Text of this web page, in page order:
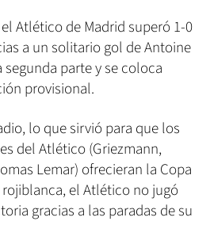
Atlético de Madrid superó 1-0
a un solitario gol de Antoine
parte y se coloca
provisional.
lo que sirvió para que los
del Atlético (Griezmann,
Lemar) ofrecieran la Copa
el Atlético no jugó
gracias a las paradas de su